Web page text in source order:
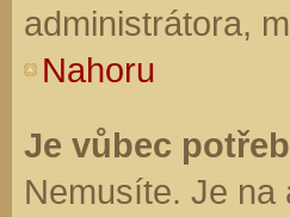
administrátora,
Nahoru
Je vůbec
Nemusíte. Je na